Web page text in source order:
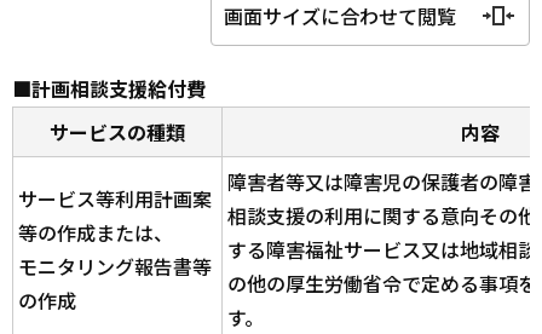
画面サイズに合わせて閲覧
■計画相談支援給付費
サービスの種類
内容
サービス等利用計画案
等の作成または、
モニタリング報告書等
の作成
障害者等又は障害児の保護者の障
相談支援の利用に関する意向その
する障害福祉サービス又は地域相
の他の厚生労働省令で定める事項
す。